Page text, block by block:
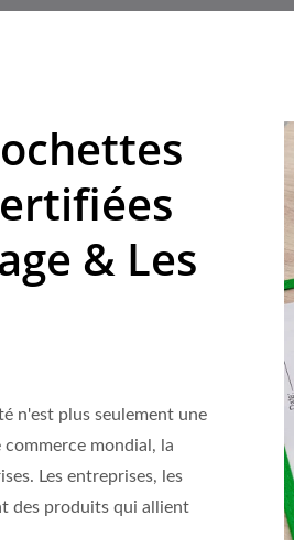
& Les
n'est plus seulement une
mondial, la
Les entreprises, les
des produits qui allient